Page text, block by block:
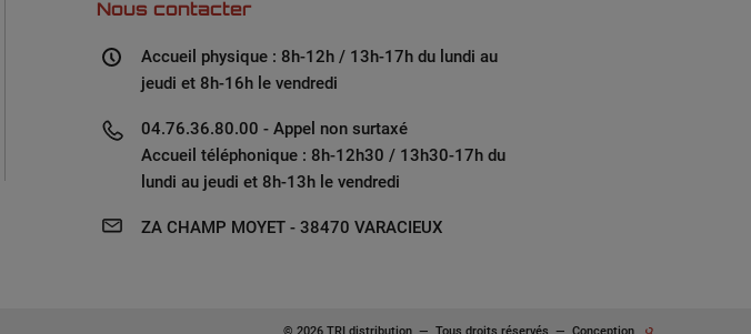
Nous contacter
Accueil physique : 8h-12h / 13h-17h du lundi au
jeudi et 8h-16h le vendredi
04.76.36.80.00 - Appel non surtaxé
Accueil téléphonique : 8h-12h30 / 13h30-17h du
lundi au jeudi et 8h-13h le vendredi
ZA CHAMP MOYET - 38470 VARACIEUX
© 2026 TRI distribution — Tous droits réservés — Conception